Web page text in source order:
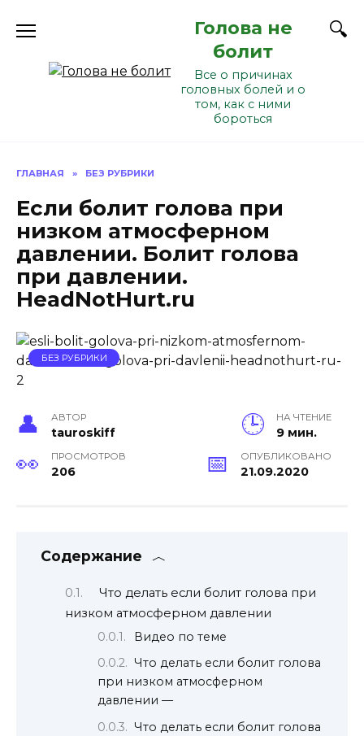
Голова не
болит
Все о причинах
головных болей и о
том, как с ними
бороться
ГЛАВНАЯ » БЕЗ РУБРИКИ
Если болит голова при
низком атмосферном
давлении. Болит голова
при давлении.
HeadNotHurt.ru
БЕЗ РУБРИКИ
АВТОР
tauroskiff
НА ЧТЕНИЕ
9 мин.
ПРОСМОТРОВ
206
ОПУБЛИКОВАНО
21.09.2020
Содержание
Что делать если болит голова при
низком атмосферном давлении
Видео по теме
Что делать если болит голова
при низком атмосферном
давлении —
Что делать если болит голова